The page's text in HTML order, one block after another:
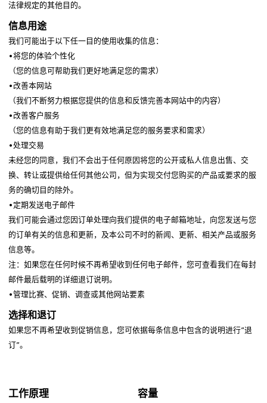
法律规定的其他目的。
信息用途
我们可能出于以下任一目的使用收集的信息：
•将您的体验个性化
（您的信息可帮助我们更好地满足您的需求）
•改善本网站
（我们不断努力根据您提供的信息和反馈完善本网站中的内容）
•改善客户服务
（您的信息有助于我们更有效地满足您的服务要求和需求）
•处理交易
未经您的同意，我们不会出于任何原因将您的公开或私人信息出售、交
换、转让或提供给任何其他公司，但为实现交付您购买的产品或要求的服
务的确切目的除外。
•定期发送电子邮件
我们可能会通过您因订单处理向我们提供的电子邮箱地址，向您发送与您
的订单有关的信息和更新，及本公司不时的新闻、更新、相关产品或服务
信息等。
注：如果您在任何时候不再希望收到任何电子邮件，您可查看我们在每封
邮件最后载明的详细退订说明。
•管理比赛、促销、调查或其他网站要素
选择和退订
如果您不再希望收到促销信息，您可依据每条信息中包含的说明进行“退
订”。
工作原理 容量